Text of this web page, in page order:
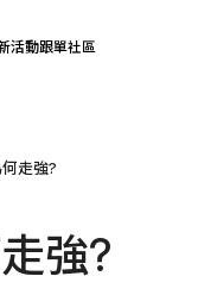
活動跟單社區
走強?
強?